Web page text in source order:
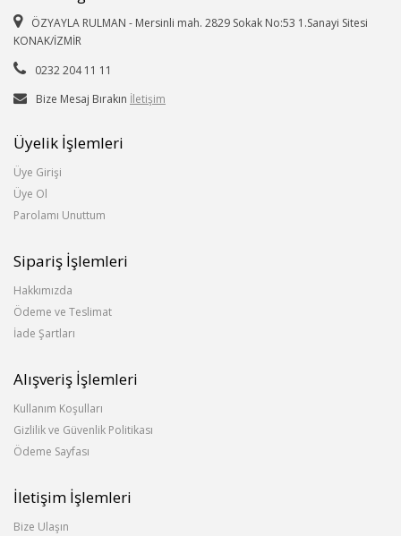
ÖZYAYLA RULMAN - Mersinli mah. 2829 Sokak No:53 1.Sanayi Sitesi
KONAK/İZMİR
0232 204 11 11
Bize Mesaj Bırakın İletişim
Üyelik İşlemleri
Üye Girişi
Üye Ol
Parolamı Unuttum
Sipariş İşlemleri
Hakkımızda
Ödeme ve Teslimat
İade Şartları
Alışveriş İşlemleri
Kullanım Koşulları
Gizlilik ve Güvenlik Politikası
Ödeme Sayfası
İletişim İşlemleri
Bize Ulaşın